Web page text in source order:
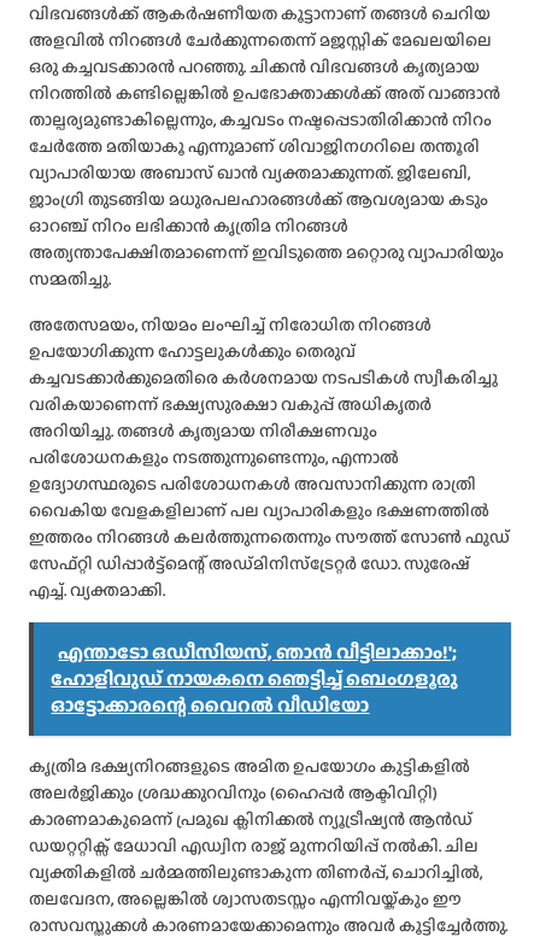
വിഭവങ്ങൾക്ക് ആകർഷണീയത കൂട്ടാനാണ് തങ്ങൾ ചെറിയ
അളവിൽ നിറങ്ങൾ ചേർക്കുന്നതെന്ന് മജസ്റ്റിക് മേഖലയിലെ
ഒരു കച്ചവടക്കാരൻ പറഞ്ഞു. ചിക്കൻ വിഭവങ്ങൾ കൃത്യമായ
നിറത്തിൽ കണ്ടില്ലെങ്കിൽ ഉപഭോക്താക്കൾക്ക് അത് വാങ്ങാൻ
താല്പര്യമുണ്ടാകില്ലെന്നും, കച്ചവടം നഷ്ടപ്പെടാതിരിക്കാൻ നിറം
ചേർത്തേ മതിയാകൂ എന്നുമാണ് ശിവാജിനഗറിലെ തന്തൂരി
വ്യാപാരിയായ അബാസ് ഖാൻ വ്യക്തമാക്കുന്നത്. ജിലേബി,
ജാംഗ്രി തുടങ്ങിയ മധുരപലഹാരങ്ങൾക്ക് ആവശ്യമായ കടും
ഓറഞ്ച് നിറം ലഭിക്കാൻ കൃത്രിമ നിറങ്ങൾ
അത്യന്താപേക്ഷിതമാണെന്ന് ഇവിടുത്തെ മറ്റൊരു വ്യാപാരിയും
സമ്മതിച്ചു.
അതേസമയം, നിയമം ലംഘിച്ച് നിരോധിത നിറങ്ങൾ
ഉപയോഗിക്കുന്ന ഹോട്ടലുകൾക്കും തെരുവ്
കച്ചവടക്കാർക്കുമെതിരെ കർശനമായ നടപടികൾ സ്വീകരിച്ചു
വരികയാണെന്ന് ഭക്ഷ്യസുരക്ഷാ വകുപ്പ് അധികൃതർ
അറിയിച്ചു. തങ്ങൾ കൃത്യമായ നിരീക്ഷണവും
പരിശോധനകളും നടത്തുന്നുണ്ടെന്നും, എന്നാൽ
ഉദ്യോഗസ്ഥരുടെ പരിശോധനകൾ അവസാനിക്കുന്ന രാത്രി
വൈകിയ വേളകളിലാണ് പല വ്യാപാരികളും ഭക്ഷണത്തിൽ
ഇത്തരം നിറങ്ങൾ കലർത്തുന്നതെന്നും സൗത്ത് സോൺ ഫുഡ്
സേഫ്റ്റി ഡിപ്പാർട്ട്മെന്റ് അഡ്മിനിസ്ട്രേറ്റർ ഡോ. സുരേഷ്
എച്ച്. വ്യക്തമാക്കി.
എന്താടോ ഒഡീസിയസ്, ഞാൻ വീട്ടിലാക്കാം!';
ഹോളിവുഡ് നായകനെ ഞെട്ടിച്ച് ബെംഗളൂരു
ഓട്ടോക്കാരന്റെ വൈറൽ വീഡിയോ
കൃത്രിമ ഭക്ഷ്യനിറങ്ങളുടെ അമിത ഉപയോഗം കുട്ടികളിൽ
അലർജിക്കും ശ്രദ്ധക്കുറവിനും (ഹൈപ്പർ ആക്ടിവിറ്റി)
കാരണമാകുമെന്ന് പ്രമുഖ ക്ലിനിക്കൽ ന്യൂട്രീഷ്യൻ ആൻഡ്
ഡയറ്ററ്റിക്സ് മേധാവി എഡ്വിന രാജ് മുന്നറിയിപ്പ് നൽകി. ചില
വ്യക്തികളിൽ ചർമ്മത്തിലുണ്ടാകുന്ന തിണർപ്പ്, ചൊറിച്ചിൽ,
തലവേദന, അല്ലെങ്കിൽ ശ്വാസതടസ്സം എന്നിവയ്ക്കും ഈ
രാസവസ്തുക്കൾ കാരണമായേക്കാമെന്നും അവർ കൂട്ടിച്ചേർത്തു.